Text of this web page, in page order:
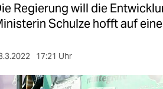
Regierung will die
Schulze hofft auf
17:21 Uhr